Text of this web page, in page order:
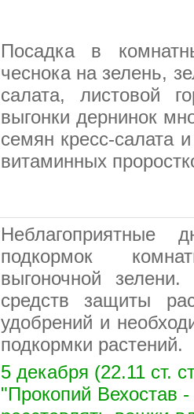
Посадка в
чеснока на зелень,
салата, листовой
выгонки дернинок
семян кресс-салата
витаминных
подкормок
выгоночной
средств защиты
удобрений и
подкормки растений.
5 декабря (22.11 ст.
"Прокопий Вехостав